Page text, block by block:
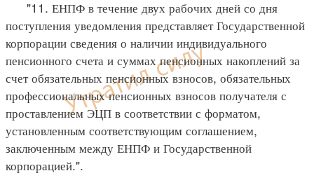
"11. ЕНПФ в течение двух рабочих дней со дня
поступления уведомления представляет Государственной
корпорации сведения о наличии индивидуального
пенсионного счета и суммах пенсионных накоплений за
счет обязательных пенсионных взносов, обязательных
профессиональных пенсионных взносов получателя с
проставлением ЭЦП в соответствии с форматом,
установленным соответствующим соглашением,
заключенным между ЕНПФ и Государственной
корпорацией.".